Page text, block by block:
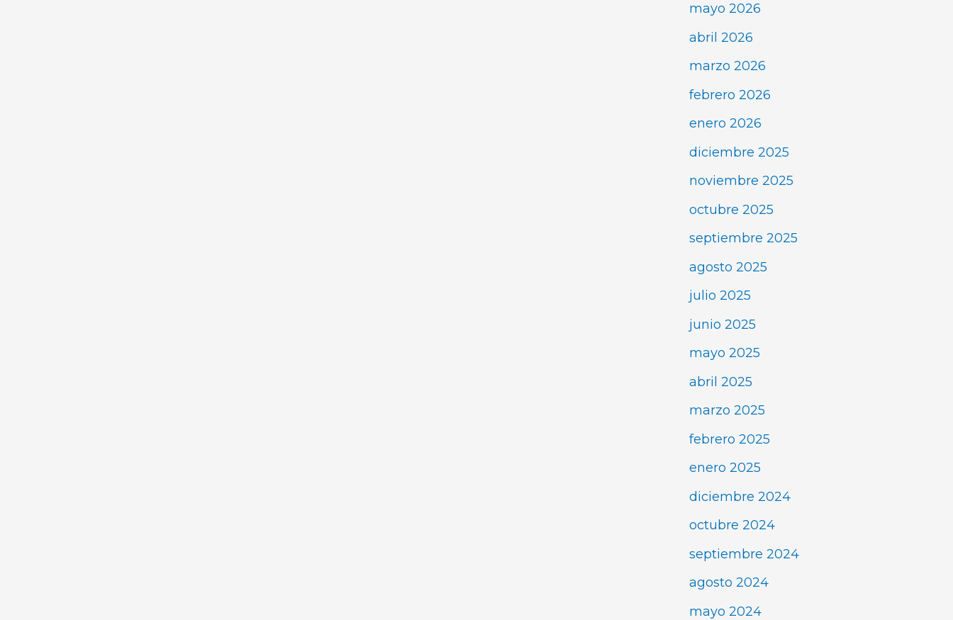
mayo 2026
abril 2026
marzo 2026
febrero 2026
enero 2026
diciembre 2025
noviembre 2025
octubre 2025
septiembre 2025
agosto 2025
julio 2025
junio 2025
mayo 2025
abril 2025
marzo 2025
febrero 2025
enero 2025
diciembre 2024
octubre 2024
septiembre 2024
agosto 2024
mayo 2024